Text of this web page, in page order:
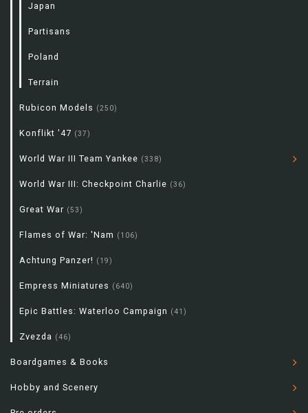
Japan
Partisans
Poland
Terrain
Rubicon Models (250)
Konflikt '47 (37)
World War III Team Yankee (338)
World War III: Checkpoint Charlie (36)
Great War (53)
Flames of War: 'Nam (106)
Achtung Panzer! (19)
Empress Miniatures (640)
Epic Battles: Waterloo Campaign (41)
Zvezda (46)
Boardgames & Books
Hobby and Scenery